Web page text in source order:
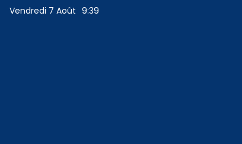
Vendredi 7 Août 9:39